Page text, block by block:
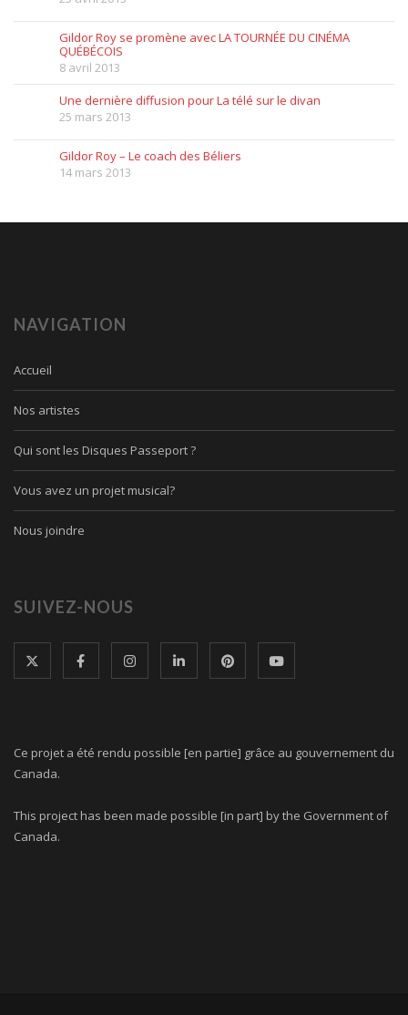
Gildor Roy se promène avec LA TOURNÉE DU CINÉMA
QUÉBÉCOIS
8 avril 2013
Une dernière diffusion pour La télé sur le divan
25 mars 2013
Gildor Roy – Le coach des Béliers
14 mars 2013
NAVIGATION
Accueil
Nos artistes
Qui sont les Disques Passeport ?
Vous avez un projet musical?
Nous joindre
SUIVEZ-NOUS
Ce projet a été rendu possible [en partie] grâce au gouvernement du
Canada.
This project has been made possible [in part] by the Government of
Canada.